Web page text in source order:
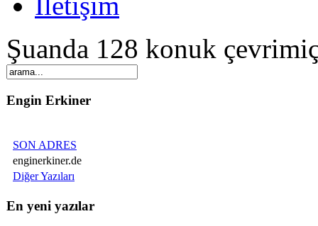
Şuanda 128 konuk
Engin Erkiner
SON ADRES
enginerkiner.de
Diğer Yazıları
En yeni yazılar